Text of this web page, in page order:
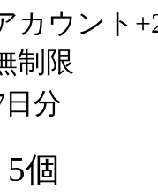
カウント
制限
分
個